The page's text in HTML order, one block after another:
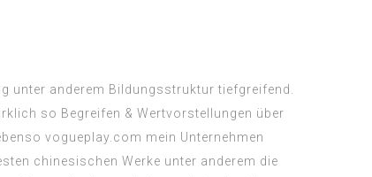
unter anderem Bildungsstruktur tiefgreifend.
so Begreifen & Wertvorstellungen über
vogueplay.com mein Unternehmen
chinesischen Werke unter anderem die